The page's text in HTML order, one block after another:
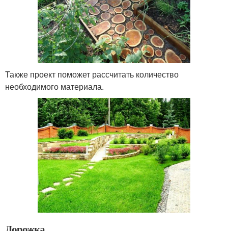
Также проект поможет рассчитать количество
необходимого материала.